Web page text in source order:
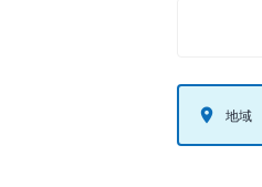
地域